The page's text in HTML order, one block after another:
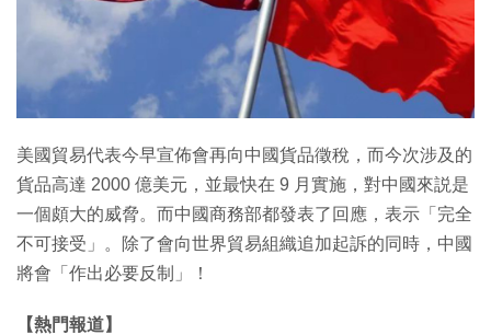
特集
美國貿易代表今早宣佈會再向中國貨品徵稅，而今次涉及的
貨品高達 2000 億美元，並最快在 9 月實施，對中國來説是
一個頗大的威脅。而中國商務部都發表了回應，表示「完全
不可接受」。除了會向世界貿易組織追加起訴的同時，中國
將會「作出必要反制」！
【熱門報道】